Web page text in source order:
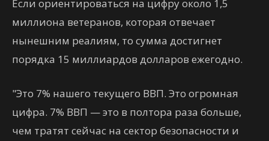
Если ориентироваться на цифру около 1,5
миллиона ветеранов, которая отвечает
нынешним реалиям, то сумма достигнет
порядка 15 миллиардов долларов ежегодно.
"Это 7% нашего текущего ВВП. Это огромная
цифра. 7% ВВП — это в полтора раза больше,
чем тратят сейчас на сектор безопасности и